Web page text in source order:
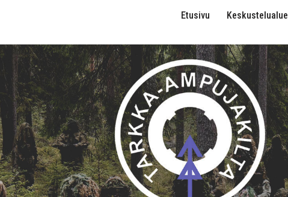
Etusivu Keskustelualue